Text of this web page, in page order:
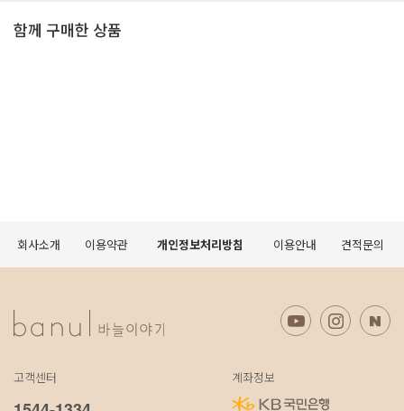
함께 구매한 상품
회사소개 이용약관 개인정보처리방침 이용안내 견적문의
고객센터 계좌정보